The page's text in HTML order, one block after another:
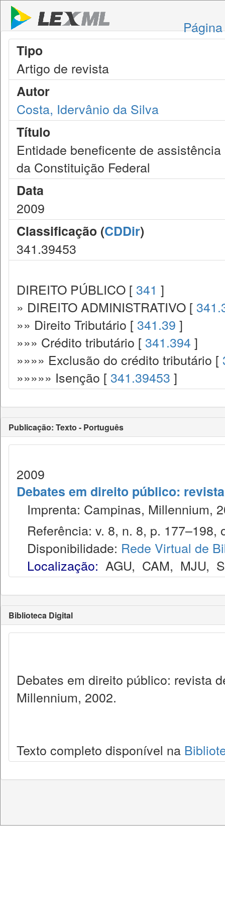
Tipo
Artigo de revista
Autor
Costa, Idervânio da Silva
Título
Entidade beneficente de
da Constituição Federal
Data
2009
Classificação (CDDir)
341.39453
DIREITO PÚBLICO [ 341 ]
» DIREITO ADMINISTRATIVO [
»» Direito Tributário [ 341.39 ]
»»» Crédito tributário [ 341.394 ]
»»»» Exclusão do crédito tributário [
»»»»» Isenção [ 341.39453 ]
Publicação: Texto - Português
2009
Debates em direito público:
Imprenta: Campinas, Millennium,
Referência: v. 8, n. 8, p. 177–198,
Disponibilidade: Rede Virtual de
Localização: AGU, CAM, MJU,
Biblioteca Digital
Debates em direito público: revista
Millennium, 2002.
Texto completo disponível na